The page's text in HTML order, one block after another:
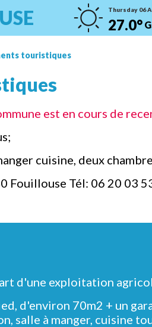
Thursday 06
27.0°
touristiques
est en cours de
cuisine, deux
Fouillouse Tél: 06 20 03
d'une exploitation
d'environ 70m2 + un
salle à manger, cuisine